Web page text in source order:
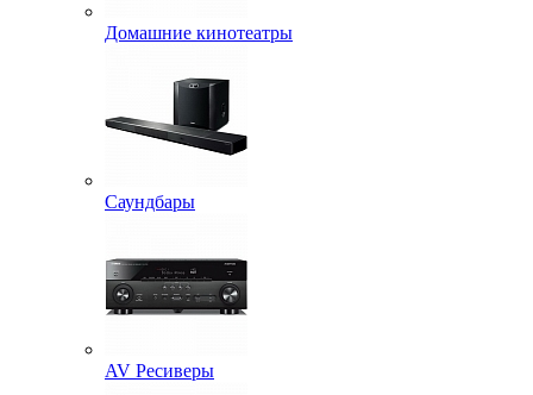
Домашние кинотеатры
Саундбары
AV Ресиверы